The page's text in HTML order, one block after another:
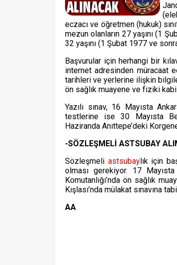
eczacı ve öğretmen (hukuk)
mezun olanların 27 yaşını (1
32 yaşını (1 Şubat 1977 ve
Başvurular için herhangi bir
internet adresinden müracaat
tarihleri ve yerlerine ilişkin
ön sağlık muayene ve fiziki
Yazılı sınav, 16 Mayısta
testlerine ise 30 Mayısta
Haziranda Anıttepe’deki
-SÖZLEŞMELİ ASTSUBAY
Sözleşmeli astsubaylık için
olması gerekiyor. 17
Komutanlığı’nda ön sağlık
Kışlası’nda mülakat sınavına
AA